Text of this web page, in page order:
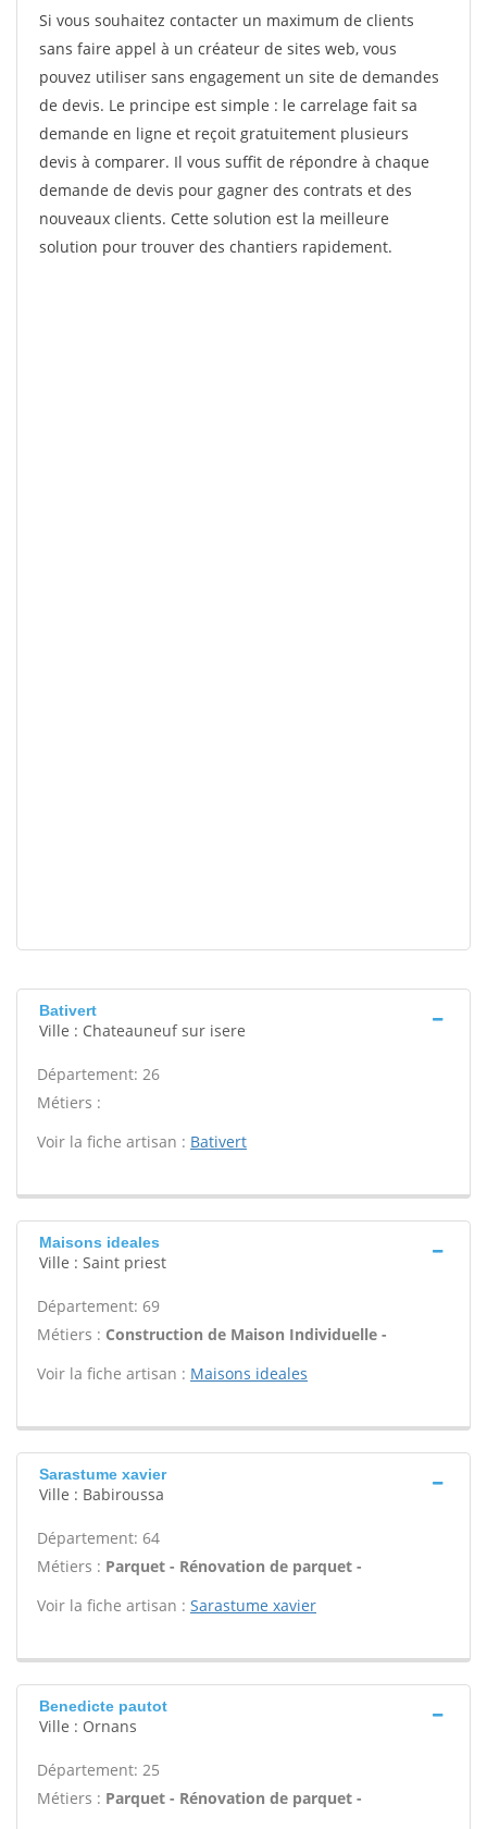
Si vous souhaitez contacter un maximum de clients
sans faire appel à un créateur de sites web, vous
pouvez utiliser sans engagement un site de demandes
de devis. Le principe est simple : le carrelage fait sa
demande en ligne et reçoit gratuitement plusieurs
devis à comparer. Il vous suffit de répondre à chaque
demande de devis pour gagner des contrats et des
nouveaux clients. Cette solution est la meilleure
solution pour trouver des chantiers rapidement.
Bativert
Ville : Chateauneuf sur isere
Département: 26
Métiers :
Voir la fiche artisan : Bativert
Maisons ideales
Ville : Saint priest
Département: 69
Métiers : Construction de Maison Individuelle -
Voir la fiche artisan : Maisons ideales
Sarastume xavier
Ville : Babiroussa
Département: 64
Métiers : Parquet - Rénovation de parquet -
Voir la fiche artisan : Sarastume xavier
Benedicte pautot
Ville : Ornans
Département: 25
Métiers : Parquet - Rénovation de parquet -